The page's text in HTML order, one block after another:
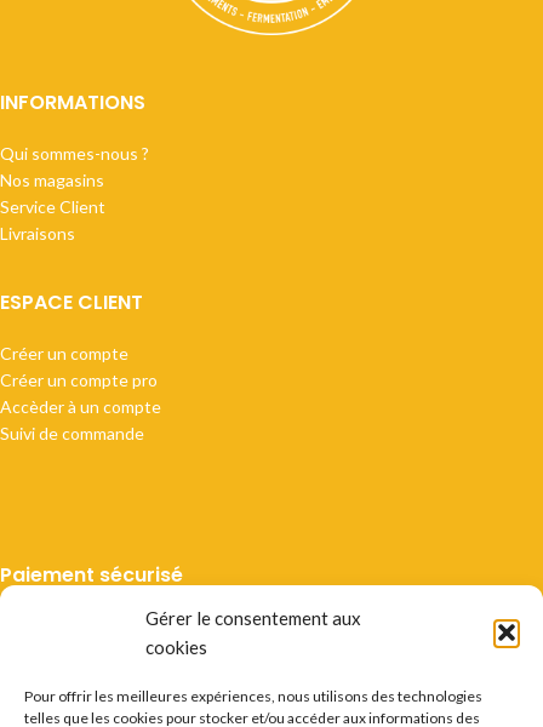
Gérer le consentement aux
cookies
Pour offrir les meilleures expériences, nous utilisons des technologies
telles que les cookies pour stocker et/ou accéder aux informations des
INFORMATIONS
Qui sommes-nous ?
Nos magasins
Service Client
Livraisons
ESPACE CLIENT
Créer un compte
Créer un compte pro
Accèder à un compte
Suivi de commande
Paiement sécurisé